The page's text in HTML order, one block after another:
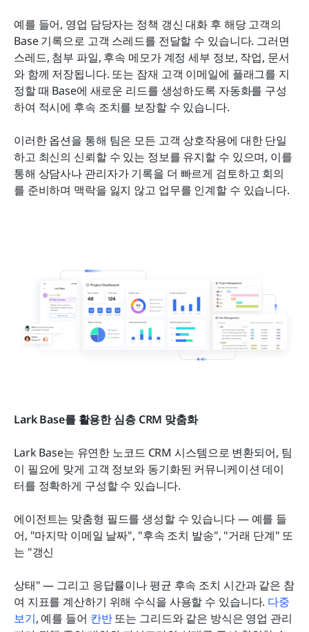
예를 들어, 영업 담당자는 정책 갱신 대화 후 해당 고객의
Base 기록으로 고객 스레드를 전달할 수 있습니다. 그러면
스레드, 첨부 파일, 후속 메모가 계정 세부 정보, 작업, 문서
와 함께 저장됩니다. 또는 잠재 고객 이메일에 플래그를 지
정할 때 Base에 새로운 리드를 생성하도록 자동화를 구성
하여 적시에 후속 조치를 보장할 수 있습니다.
이러한 옵션을 통해 팀은 모든 고객 상호작용에 대한 단일
하고 최신의 신뢰할 수 있는 정보를 유지할 수 있으며, 이를
통해 상담사나 관리자가 기록을 더 빠르게 검토하고 회의
를 준비하며 맥락을 잃지 않고 업무를 인계할 수 있습니다.
Lark Base를 활용한 심층 CRM 맞춤화
Lark Base는 유연한 노코드 CRM 시스템으로 변환되어, 팀
이 필요에 맞게 고객 정보와 동기화된 커뮤니케이션 데이
터를 정확하게 구성할 수 있습니다.
에이전트는 맞춤형 필드를 생성할 수 있습니다 — 예를 들
어, "마지막 이메일 날짜", "후속 조치 발송", "거래 단계" 또
는 "갱신
상태" — 그리고 응답률이나 평균 후속 조치 시간과 같은 참
여 지표를 계산하기 위해 수식을 사용할 수 있습니다. 다중
보기, 예를 들어 칸반 또는 그리드와 같은 방식은 영업 관리